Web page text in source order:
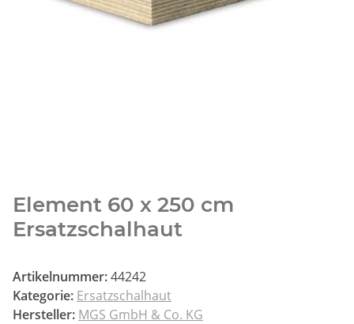
Element 60 x 250 cm
Ersatzschalhaut
Artikelnummer:44242
Kategorie: Ersatzschalhaut
Hersteller: MGS GmbH & Co. KG